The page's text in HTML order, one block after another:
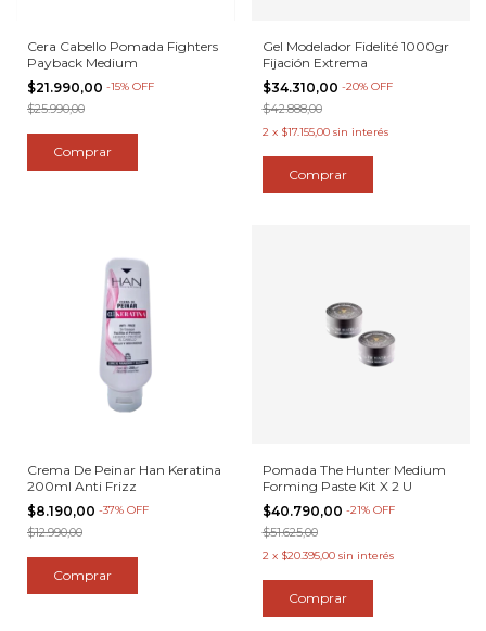
Cera Cabello Pomada Fighters
Payback Medium
$21.990,00 -15% OFF
$25.990,00
Gel Modelador Fidelité 1000gr
Fijación Extrema
$34.310,00 -20% OFF
$42.888,00
2 x $17.155,00 sin interés
Crema De Peinar Han Keratina
200ml Anti Frizz
$8.190,00 -37% OFF
$12.990,00
Pomada The Hunter Medium
Forming Paste Kit X 2 U
$40.790,00 -21% OFF
$51.625,00
2 x $20.395,00 sin interés